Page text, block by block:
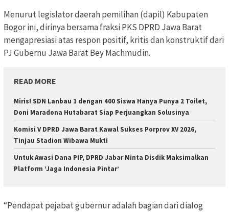
Menurut legislator daerah pemilihan (dapil) Kabupaten
Bogor ini, dirinya bersama fraksi PKS DPRD Jawa Barat
mengapresiasi atas respon positif, kritis dan konstruktif dari
PJ Gubernu Jawa Barat Bey Machmudin.
READ MORE
Miris! SDN Lanbau 1 dengan 400 Siswa Hanya Punya 2 Toilet,
Doni Maradona Hutabarat Siap Perjuangkan Solusinya
Komisi V DPRD Jawa Barat Kawal Sukses Porprov XV 2026,
Tinjau Stadion Wibawa Mukti
Untuk Awasi Dana PIP, DPRD Jabar Minta Disdik Maksimalkan
Platform ‘Jaga Indonesia Pintar’
“Pendapat pejabat gubernur adalah bagian dari dialog